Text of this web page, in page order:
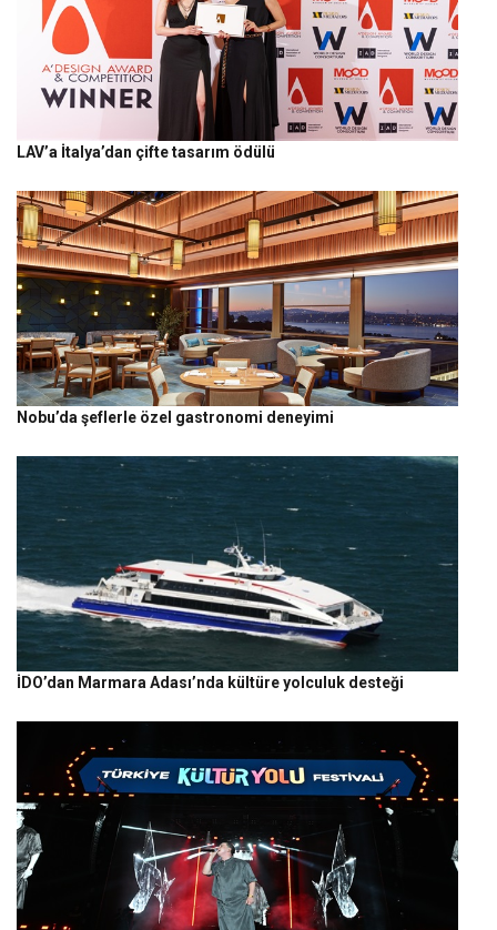
LAV’a İtalya’dan çifte tasarım ödülü
Nobu’da şeflerle özel gastronomi deneyimi
İDO’dan Marmara Adası’nda kültüre yolculuk desteği